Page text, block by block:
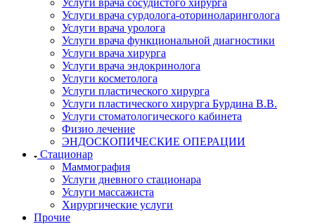
Услуги врача сурдолога-оториноларинголога
Услуги врача уролога
Услуги врача функциональной диагностики
Услуги врача хирурга
Услуги врача эндокринолога
Услуги косметолога
Услуги пластического хирурга
Услуги пластического хирурга Бурдина В.В.
Услуги стоматологического кабинета
Физио лечение
ЭНДОСКОПИЧЕСКИЕ ОПЕРАЦИИ
Стационар
Маммография
Услуги дневного стационара
Услуги массажиста
Хирургические услуги
Прочие